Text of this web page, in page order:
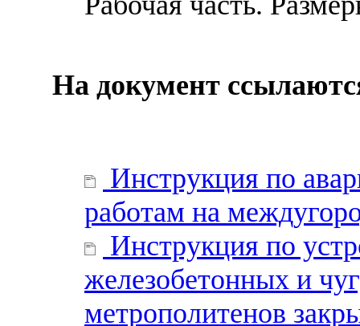
На документ
Инструкция по
работам на
Инструкция по
железобетонных и
метрополитенов